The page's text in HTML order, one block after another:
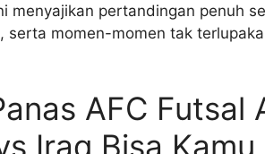
menyajikan pertandingan penuh
serta momen-momen tak
AFC Futsal
Iraq Bisa Kamu